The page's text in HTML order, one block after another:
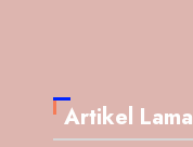
Artikel Lama